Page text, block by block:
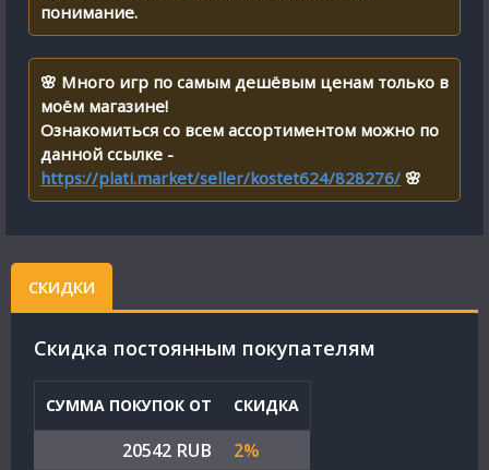
понимание.
🌸 Много игр по самым дешёвым ценам только в
моём магазине!
Ознакомиться со всем ассортиментом можно по
данной ссылке -
https://plati.market/seller/kostet624/828276/ 🌸
СКИДКИ
Cкидка постоянным покупателям
СУММА ПОКУПОК ОТ СКИДКА
20542 RUB
2%